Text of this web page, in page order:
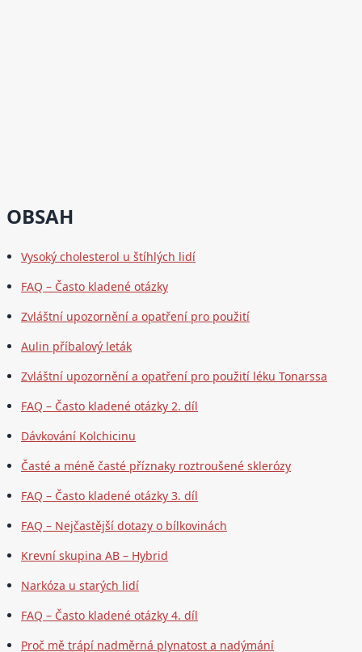
OBSAH
Vysoký cholesterol u štíhlých lidí
FAQ – Často kladené otázky
Zvláštní upozornění a opatření pro použití
Aulin příbalový leták
Zvláštní upozornění a opatření pro použití léku Tonarssa
FAQ – Často kladené otázky 2. díl
Dávkování Kolchicinu
Časté a méně časté příznaky roztroušené sklerózy
FAQ – Často kladené otázky 3. díl
FAQ – Nejčastější dotazy o bílkovinách
Krevní skupina AB – Hybrid
Narkóza u starých lidí
FAQ – Často kladené otázky 4. díl
Proč mě trápí nadměrná plynatost a nadýmání